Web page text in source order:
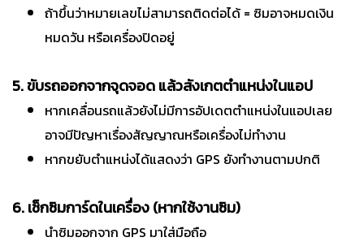
ถ้าขึ้นว่าหมายเลขไม่สามารถติดต่อได้ = ซิมอาจหมดเงิน
หมดวัน หรือเครื่องปิดอยู่
5. ขับรถออกจากจุดจอด แล้วสังเกตตำแหน่งในแอป
หากเคลื่อนรถแล้วยังไม่มีการอัปเดตตำแหน่งในแอปเลย
อาจมีปัญหาเรื่องสัญญาณหรือเครื่องไม่ทำงาน
หากขยับตำแหน่งได้แสดงว่า GPS ยังทำงานตามปกติ
6. เช็กซิมการ์ดในเครื่อง (หากใช้งานซิม)
นำซิมออกจาก GPS มาใส่มือถือ